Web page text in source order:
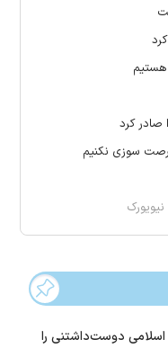
هستیم
صادر کرد
سوزی نکنیم
دوست‌داشتنی را